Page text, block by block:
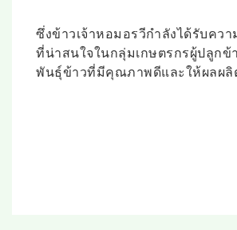
ซึ่งข้าวเจ้าหอมอรวีกำลังได้รับคว
ที่น่าสนใจในกลุ่มเกษตรกรผู้ปลูกข้
พันธุ์ข้าวที่มีคุณภาพดีและให้ผลผลิ